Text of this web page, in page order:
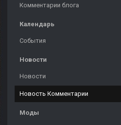
Комментарии блога
Календарь
События
Новости
Новости
Новость Комментарии
Моды